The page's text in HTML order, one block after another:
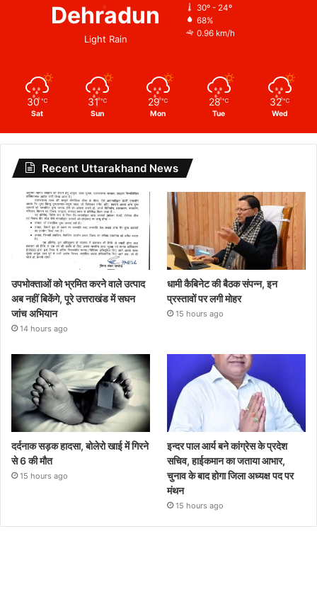
Dehradun
Light Rain
30º - 24º
68%
0.96 km/h
30 ℃
Sat
31 ℃
Sun
29 ℃
Mon
28 ℃
Tue
32 ℃
Wed
Recent Uttarakhand News
उपभोक्ताओं को भ्रमित करने वाले उत्पाद
अब नहीं बिकेंगे, पूरे उत्तराखंड में सघन
जांच अभियान
14 hours ago
धामी कैबिनेट की बैठक संपन्न, इन
प्रस्तावों पर लगी मोहर
15 hours ago
दर्दनाक सड़क हादसा, बोलेरो खाई में गिरने
से 6 की मौत
15 hours ago
इन्दर पाल आर्य बने कांग्रेस के प्रदेश
सचिव, हाईकमान का जताया आभार,
चुनाव के बाद होगा जिला अध्यक्ष पद पर
मंथन
15 hours ago